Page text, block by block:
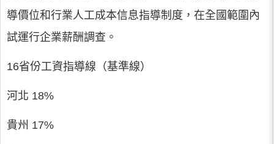
導價位和行業人工成本信息指導制度，在全國範圍內
試運行企業薪酬調查。
16省份工資指導線（基準線）
河北 18%
貴州 17%